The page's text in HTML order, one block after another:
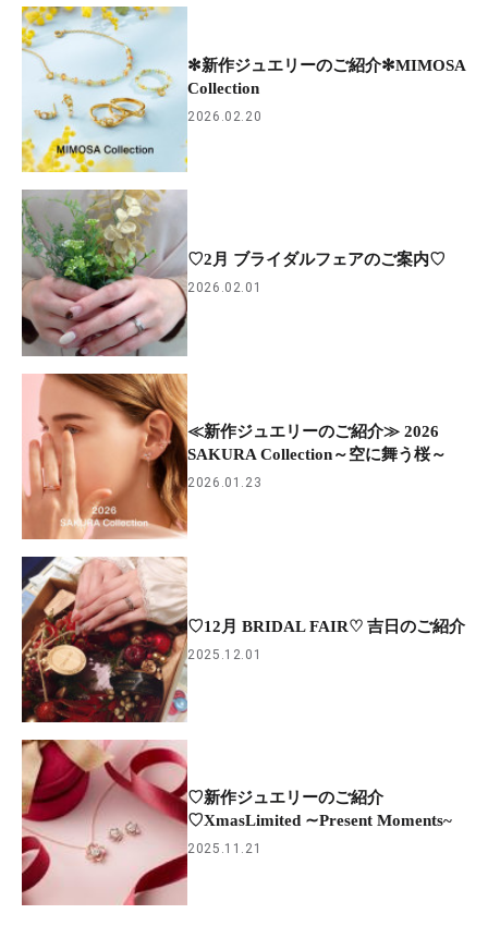
✻新作ジュエリーのご紹介✻MIMOSA
Collection
2026.02.20
♡2月 ブライダルフェアのご案内♡
2026.02.01
≪新作ジュエリーのご紹介≫ 2026
SAKURA Collection～空に舞う桜～
2026.01.23
♡12月 BRIDAL FAIR♡ 吉日のご紹介
2025.12.01
♡新作ジュエリーのご紹介
♡XmasLimited ∼Present Moments~
2025.11.21